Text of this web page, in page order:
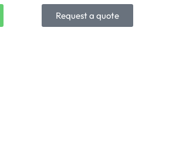
Request a quote